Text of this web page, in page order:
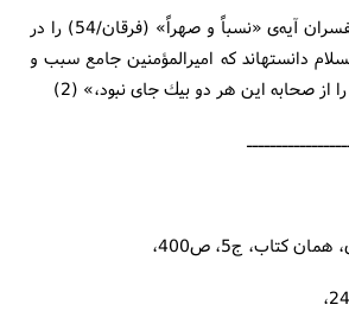
بدين‏جهت پاره‏اى از مفسران آيه‌ی «نسباً و صهراً» (فرقان/54) را در
دانسته‏اند كه اميرالمؤمنين جامع سبب و
صحابه اين هر دو بيك جاى نبود،» (2)